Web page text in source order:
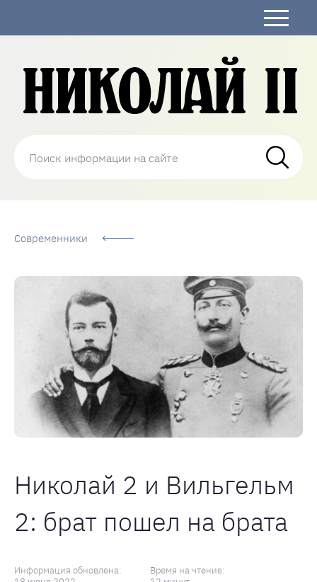
Николай Второй
Современники
Николай 2 и Вильгельм
2: брат пошел на брата
Информация обновлена:
Время на чтение: